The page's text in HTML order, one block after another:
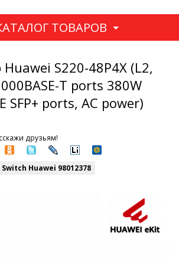
ТОВАРОВ
S220-48P4X (L2,
T ports 380W
SFP+ ports, AC power)
друзьям!
Switch Huawei 98012378